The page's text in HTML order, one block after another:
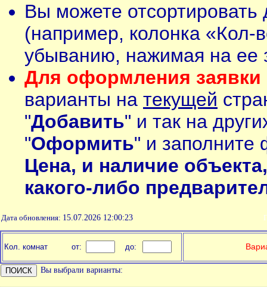
Вы можете
(например, колонка «Кол-
убыванию, нажимая на ее
Для оформления заявки
варианты на текущей
"Добавить" и так на
"Оформить" и заполните
Цена, и наличие
какого-либо
Дата обновления: 15.07.2026 12:00:23
Кол. комнат от: до:
Вы выбрали варианты: